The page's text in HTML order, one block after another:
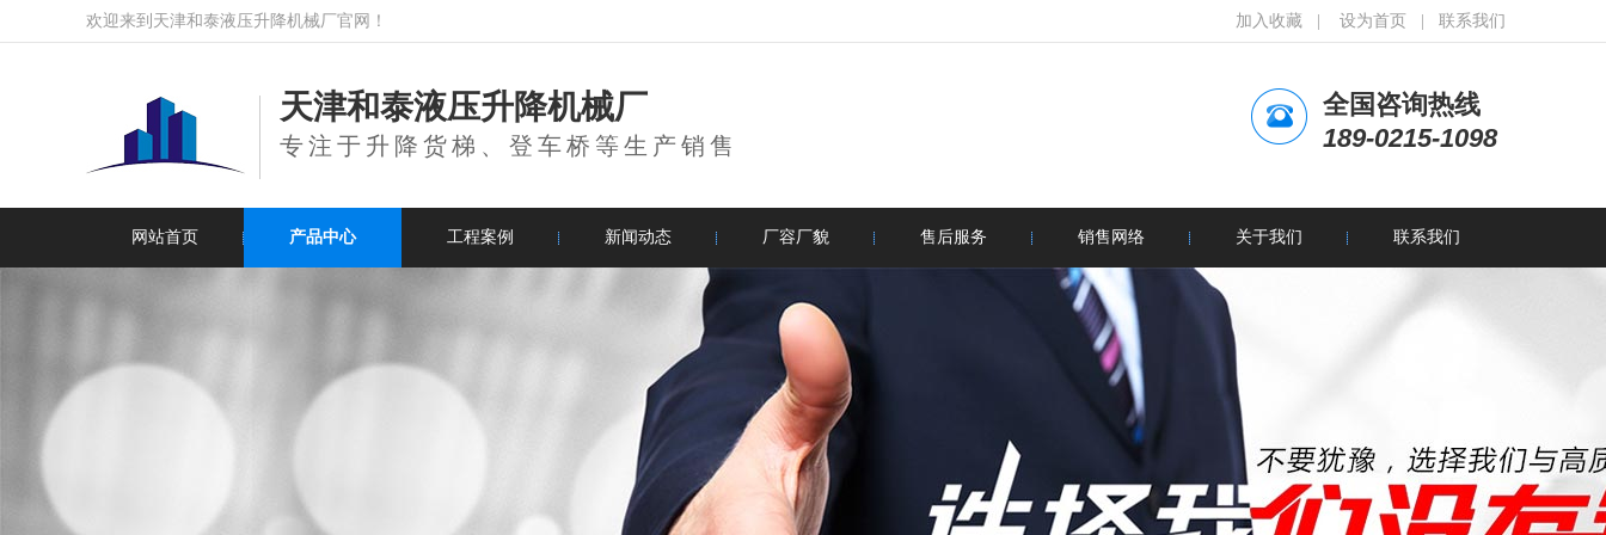
欢迎来到天津和泰液压升降机械厂官网！ 加入收藏 设为首页 联系我们
天津和泰液压升降机械厂
专注于升降货梯、登车桥等生产销售
全国咨询热线
189-0215-1098
网站首页 产品中心 工程案例 新闻动态 厂容厂貌 售后服务 销售网络 关于我们 联系我们